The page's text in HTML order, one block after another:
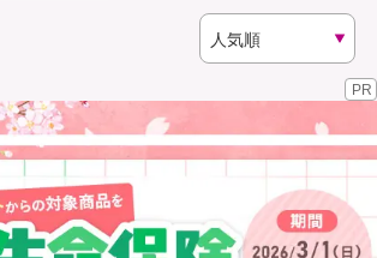
（無料） （無料）
イオンカード会員さま専用保険
PR